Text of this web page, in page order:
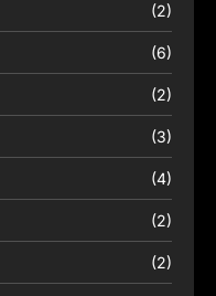
(2)
(6)
(2)
(3)
(4)
(2)
(2)